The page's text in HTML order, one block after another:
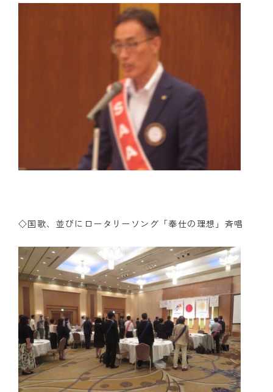
◇国歌、並びにロータリーソング「奉仕の理想」斉唱